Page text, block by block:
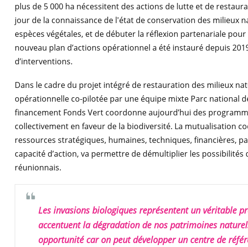
plus de 5 000 ha nécessitent des actions de lutte et de
jour de la connaissance de l'état de conservation des milieux
espèces végétales, et de débuter la réflexion partenariale
nouveau plan d’actions opérationnel a été instauré depuis
d’interventions.
Dans le cadre du projet intégré de restauration des milieux
opérationnelle co-pilotée par une équipe mixte Parc national
financement Fonds Vert coordonne aujourd’hui des
collectivement en faveur de la biodiversité. La mutualisation
ressources stratégiques, humaines, techniques, financières,
capacité d’action, va permettre de démultiplier les
réunionnais.
Les invasions biologiques représentent un véritable
accentuent la dégradation de nos patrimoines
opportunité car on peut développer un centre de